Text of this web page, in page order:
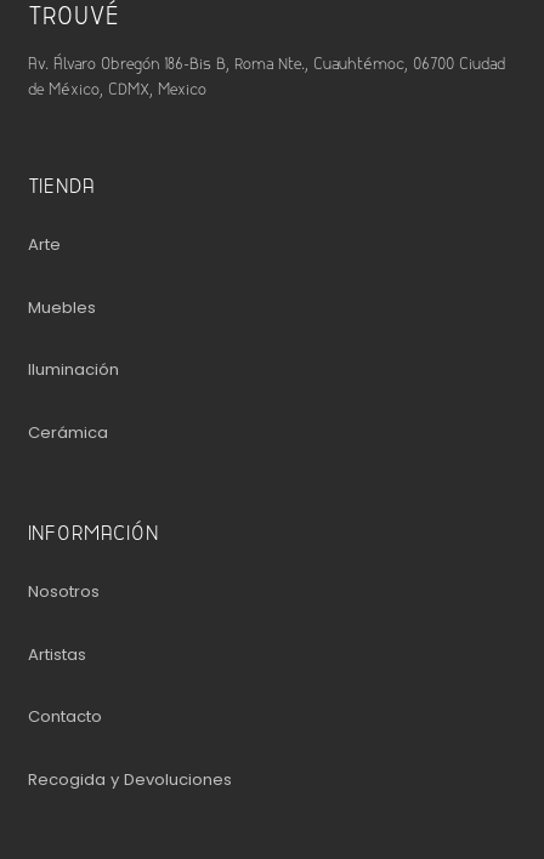
TROUVÉ
Av. Álvaro Obregón 186-Bis B, Roma Nte., Cuauhtémoc, 06700 Ciudad
de México, CDMX, Mexico
TIENDA
Arte
Muebles
Iluminación
Cerámica
INFORMACIÓN
Nosotros
Artistas
Contacto
Recogida y Devoluciones